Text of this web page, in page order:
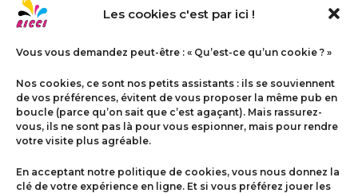
Les cookies c'est par ici !
Vous vous demandez peut-être : « Qu’est-ce qu’un cookie ? »
Nos cookies, ce sont nos petits assistants : ils se souviennent
de vos préférences, évitent de vous proposer la même pub en
boucle (parce qu’on sait que c’est agaçant). Mais rassurez-
vous, ils ne sont pas là pour vous espionner, mais pour rendre
votre visite plus agréable.
En acceptant notre politique de cookies, vous nous donnez la
clé de votre expérience en ligne. Et si vous préférez jouer les
Contact